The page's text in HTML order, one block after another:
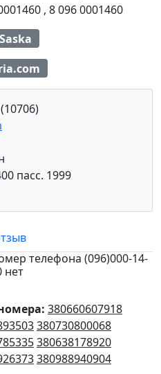
, 8 096 0001460
пасс. 1999
телефона (096)000-14-
нет
380660607918
380730800068
380638178920
380988940904